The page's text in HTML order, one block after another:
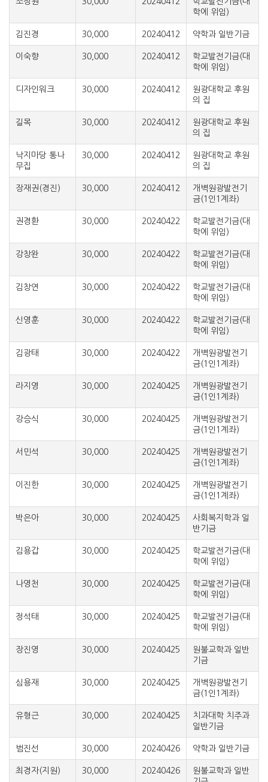
학에 위임)
김진경 30,000 20240412 약학과 일반기금
이숙향 30,000 20240412
학교발전기금(대
학에 위임)
디자인워크 30,000 20240412
원광대학교 후원
의 집
길목 30,000 20240412
원광대학교 후원
의 집
낙지마당 통나
무집
30,000 20240412
원광대학교 후원
의 집
장재권(경진) 30,000 20240412
개벽원광발전기
금(1인1계좌)
권경환 30,000 20240422
학교발전기금(대
학에 위임)
강창완 30,000 20240422
학교발전기금(대
학에 위임)
김창연 30,000 20240422
학교발전기금(대
학에 위임)
신영훈 30,000 20240422
학교발전기금(대
학에 위임)
김광태 30,000 20240422
개벽원광발전기
금(1인1계좌)
라지영 30,000 20240425
개벽원광발전기
금(1인1계좌)
강승식 30,000 20240425
개벽원광발전기
금(1인1계좌)
서민석 30,000 20240425
개벽원광발전기
금(1인1계좌)
이진한 30,000 20240425
개벽원광발전기
금(1인1계좌)
박은아 30,000 20240425
사회복지학과 일
반기금
김용갑 30,000 20240425
학교발전기금(대
학에 위임)
나영천 30,000 20240425
학교발전기금(대
학에 위임)
정석태 30,000 20240425
학교발전기금(대
학에 위임)
장진영 30,000 20240425
원불교학과 일반
기금
심용재 30,000 20240425
개벽원광발전기
금(1인1계좌)
유형근 30,000 20240425
치과대학 치주과
일반기금
범진선 30,000 20240426 약학과 일반기금
최경자(지원) 30,000 20240426
원불교학과 일반